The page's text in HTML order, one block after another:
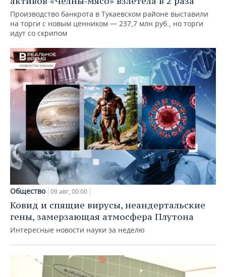
Производство банкрота в Тукаевском районе выставили
на торги с новым ценником — 237,7 млн руб., но торги
идут со скрипом
Общество 09 авг, 00:00
Ковид и спящие вирусы, неандертальские
гены, замерзающая атмосфера Плутона
Интересные новости науки за неделю